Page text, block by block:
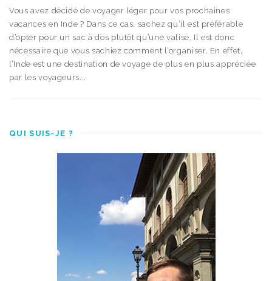
Vous avez décidé de voyager léger pour vos prochaines
vacances en Inde ? Dans ce cas, sachez qu’il est préférable
d’opter pour un sac à dos plutôt qu’une valise. Il est donc
nécessaire que vous sachiez comment l’organiser. En effet,
l’Inde est une destination de voyage de plus en plus appréciée
par les voyageurs...
QUI SUIS-JE ?